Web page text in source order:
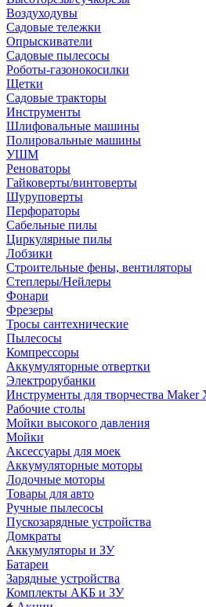
Воздуходувы
Садовые тележки
Опрыскиватели
Садовые пылесосы
Роботы-газонокосилки
Щетки
Садовые тракторы
Инструменты
Шлифовальные машины
Полировальные машины
УШМ
Реноваторы
Гайковерты/винтоверты
Шуруповерты
Перфораторы
Сабельные пилы
Циркулярные пилы
Лобзики
Строительные фены, вентиляторы
Степлеры/Нейлеры
Фонари
Фрезеры
Тросы сантехнические
Пылесосы
Компрессоры
Аккумуляторные отвертки
Электрорубанки
Инструменты для творчества Maker
Рабочие столы
Мойки высокого давления
Мойки
Аксессуары для моек
Аккумуляторные моторы
Лодочные моторы
Товары для авто
Ручные пылесосы
Пускозарядные устройства
Домкраты
Аккумуляторы и ЗУ
Батареи
Зарядные устройства
Комплекты АКБ и ЗУ